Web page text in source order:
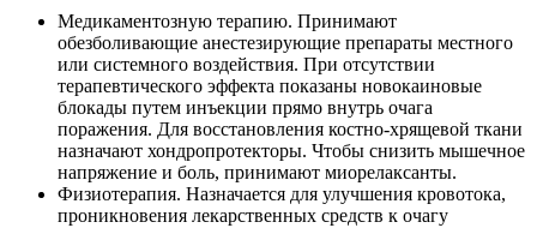
Медикаментозную терапию. Принимают
обезболивающие анестезирующие препараты местного
или системного воздействия. При отсутствии
терапевтического эффекта показаны новокаиновые
блокады путем инъекции прямо внутрь очага
поражения. Для восстановления костно-хрящевой ткани
назначают хондропротекторы. Чтобы снизить мышечное
напряжение и боль, принимают миорелаксанты.
Физиотерапия. Назначается для улучшения кровотока,
проникновения лекарственных средств к очагу